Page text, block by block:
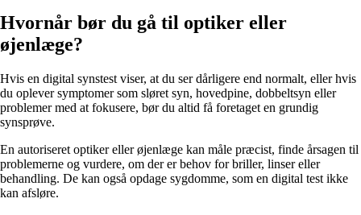
Hvornår bør du gå til optiker eller
øjenlæge?
Hvis en digital synstest viser, at du ser dårligere end normalt, eller hvis
du oplever symptomer som sløret syn, hovedpine, dobbeltsyn eller
problemer med at fokusere, bør du altid få foretaget en grundig
synsprøve.
En autoriseret optiker eller øjenlæge kan måle præcist, finde årsagen til
problemerne og vurdere, om der er behov for briller, linser eller
behandling. De kan også opdage sygdomme, som en digital test ikke
kan afsløre.